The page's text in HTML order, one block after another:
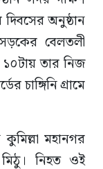
অনুষ্ঠান
বেলতলী
১০টায় তার নিজ
চাঙ্গিনি গ্রামে
মহানগর
নিহত ওই